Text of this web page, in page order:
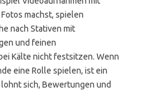
machst, spielen
nach Stativen mit
und feinen
Kälte nicht festsitzen. Wenn
eine Rolle spielen, ist ein
sich, Bewertungen und